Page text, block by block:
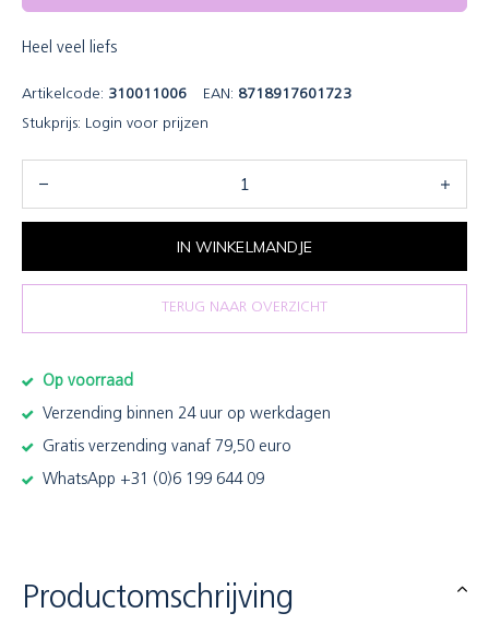
Heel veel liefs
Artikelcode: 310011006 EAN: 8718917601723
Stukprijs: Login voor prijzen
IN WINKELMANDJE
TERUG NAAR OVERZICHT
Op voorraad
Verzending binnen 24 uur op werkdagen
Gratis verzending vanaf 79,50 euro
WhatsApp +31 (0)6 199 644 09
Productomschrijving